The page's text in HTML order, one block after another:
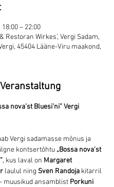
– 22:00
Restoran Wirkes’, Vergi Sadam,
45404 Lääne-Viru maakond,
nova’st Bluesi’ni” Vergi
Vergi sadamasse mõnus ja
kontsertõhtu „Bossa nova’st
, kus laval on Margaret
laulul ning Sven Randoja kitarril
muusikud ansamblist Porkuni